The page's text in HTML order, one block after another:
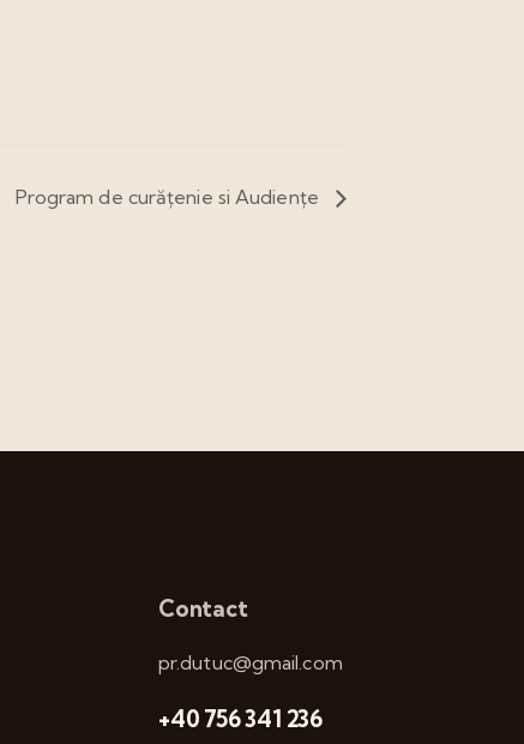
Program de curățenie si Audiențe
Contact
pr.dutuc@gmail.com
+40 756 341 236